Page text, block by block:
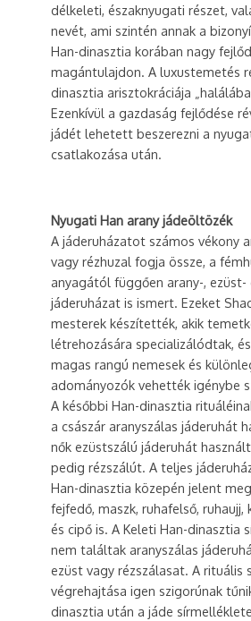
délkeleti, északnyugati részet,
nevét, ami szintén annak a
Han-dinasztia korában nagy
magántulajdon. A luxustemetés
dinasztia arisztokráciája
Ezenkívül a gazdaság fejlődése
jádét lehetett beszerezni a
csatlakozása után.
Nyugati Han arany jádeöltözék
A jáderuházatot számos vékony
vagy rézhuzal fogja össze, a
anyagától függően arany-, ezüst-
jáderuházat is ismert. Ezeket
mesterek készítették, akik
létrehozására specializálódtak,
magas rangú nemesek és
adományozók vehették igénybe
A későbbi Han-dinasztia
a császár aranyszálas jáderuhát
nők ezüstszálú jáderuhát
pedig rézszálút. A teljes
Han-dinasztia közepén jelent
fejfedő, maszk, ruhafelső, ruhaujj,
és cipő is. A Keleti Han-dinasztia
nem találtak aranyszálas
ezüst vagy rézszálasat. A rituális
végrehajtása igen szigorúnak
dinasztia után a jáde